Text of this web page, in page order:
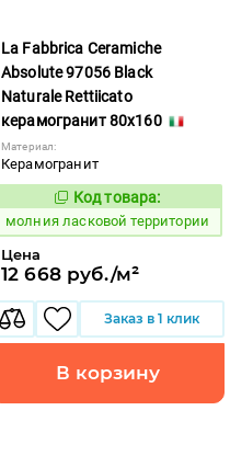
La Fabbrica Ceramiche
Absolute 97056 Black
Naturale Rettiicato
керамогранит 80x160
Материал:
Керамогранит
1005354
Код товара:
молния ласковой территории
Цена
12 668 руб./м²
Заказ в 1 клик
В корзину